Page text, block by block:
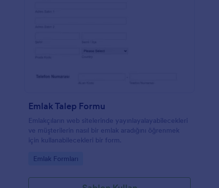
Emlak Talep Formu
Emlakçıların web sitelerinde yayınlayalayabilecekleri
ve müşterilerin nasıl bir emlak aradığını öğrenmek
için kullanabilecekleri bir form.
Go to Category:
Emlak Formları